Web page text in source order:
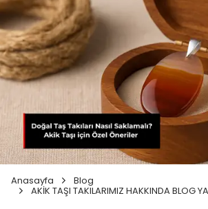
Anasayfa Blog
AKİK TAŞI TAKILARIMIZ HAKKINDA BLOG